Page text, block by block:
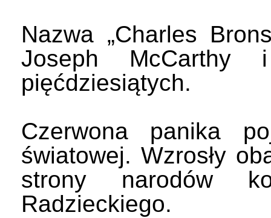
Nazwa „Charles
Joseph
pięćdziesiątych.
Czerwona panika
światowej. Wzrosły
strony narodów
Radzieckiego.